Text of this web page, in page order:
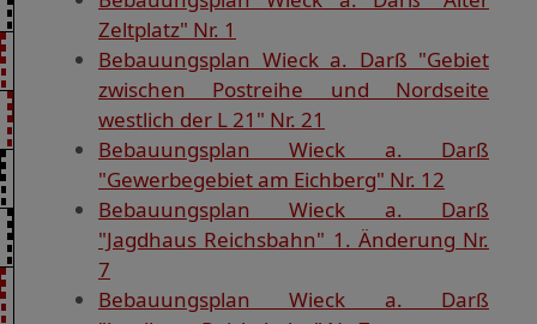
Zeltplatz" Nr. 1
Bebauungsplan Wieck a. Darß "Gebiet
zwischen Postreihe und Nordseite
westlich der L 21" Nr. 21
Bebauungsplan Wieck a. Darß
"Gewerbegebiet am Eichberg" Nr. 12
Bebauungsplan Wieck a. Darß
"Jagdhaus Reichsbahn" 1. Änderung Nr.
7
Bebauungsplan Wieck a. Darß